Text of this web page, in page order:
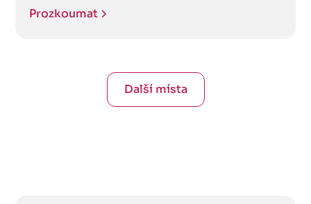
Prozkoumat
Další místa